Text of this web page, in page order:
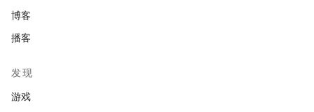
博客
播客
发现
游戏